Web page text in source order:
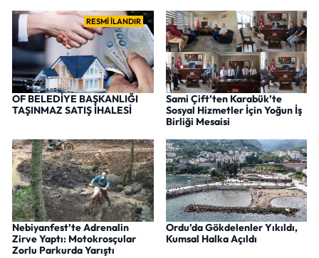
RESMİ İLANDIR
OF BELEDİYE BAŞKANLIĞI
TAŞINMAZ SATIŞ İHALESİ
Sami Çift’ten Karabük’te
Sosyal Hizmetler İçin Yoğun İş
Birliği Mesaisi
Nebiyanfest’te Adrenalin
Zirve Yaptı: Motokrosçular
Zorlu Parkurda Yarıştı
Ordu’da Gökdelenler Yıkıldı,
Kumsal Halka Açıldı